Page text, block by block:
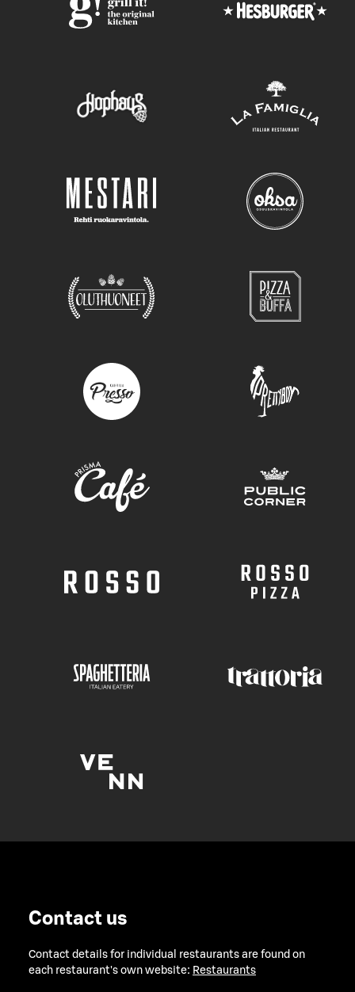
Contact us
Contact details for individual restaurants are found on
each restaurant's own website: Restaurants